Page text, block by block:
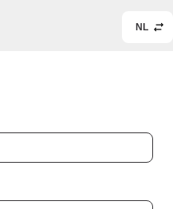
NL